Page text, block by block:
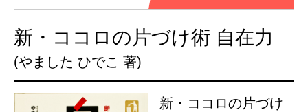
新・ココロの片づけ術 自在力
(やました ひでこ 著)
新・ココロの片づけ